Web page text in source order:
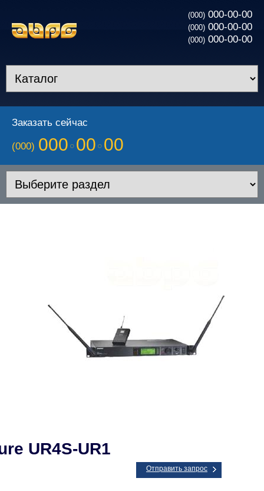
(000) 000-00-00
(000) 000-00-00
(000) 000-00-00
Заказать сейчас
(000) 000 00 00
UR4S-UR1
Отправить запрос